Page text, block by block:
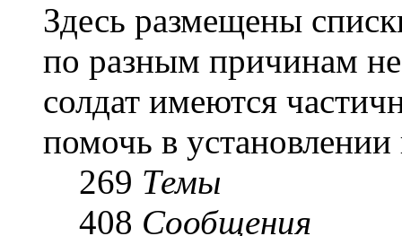
Здесь размещены
по разным причинам
солдат имеются
помочь в
269 Темы
408 Сообщения